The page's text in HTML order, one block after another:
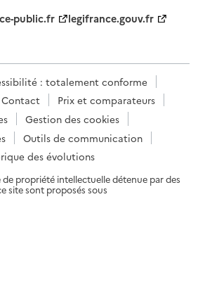
public.fr
legifrance.gouv.fr
: totalement conforme
Contact
Prix et comparateurs
Gestion des cookies
Outils de communication
des évolutions
propriété intellectuelle détenue par des
site sont proposés sous